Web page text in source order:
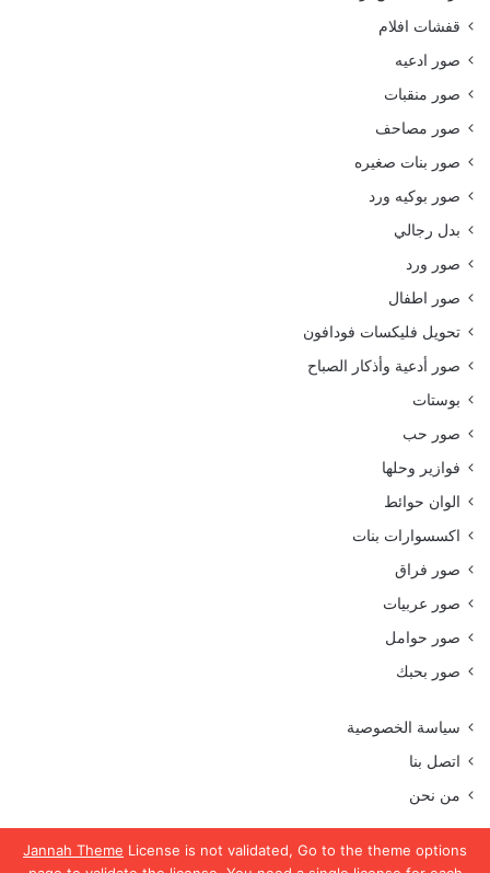
Jannah Theme License is not validated, Go to the theme options
قفشات افلام
صور ادعيه
صور منقبات
صور مصاحف
صور بنات صغيره
صور بوكيه ورد
بدل رجالي
صور ورد
صور اطفال
تحويل فليكسات فودافون
صور أدعية وأذكار الصباح
بوستات
صور حب
فوازير وحلها
الوان حوائط
اكسسوارات بنات
صور فراق
صور عربيات
صور حوامل
صور بحبك
سياسة الخصوصية
اتصل بنا
من نحن